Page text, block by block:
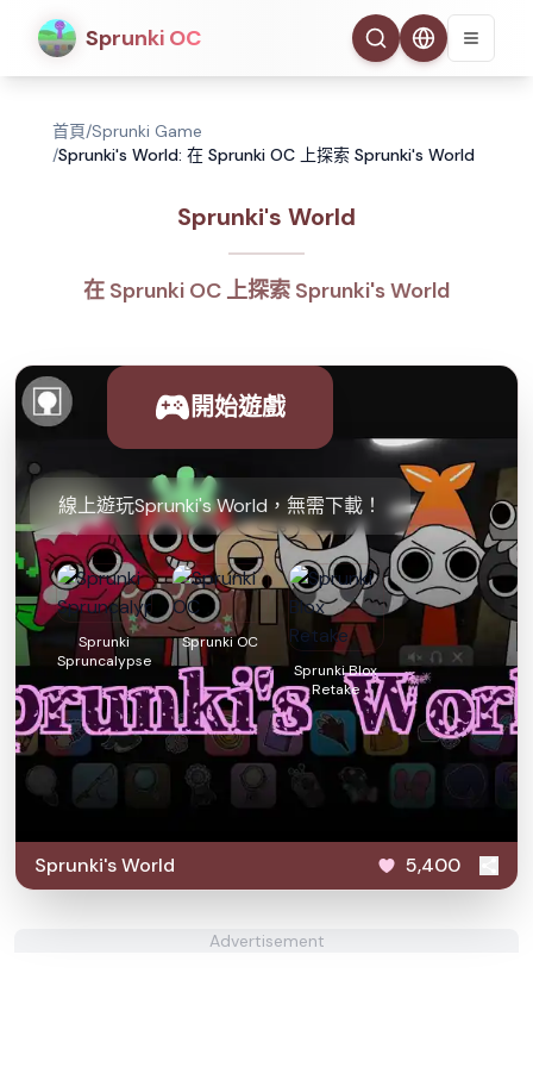
Sprunki OC
首頁/Sprunki Game
/Sprunki's World: 在 Sprunki OC 上探索 Sprunki's World
Sprunki's World
在 Sprunki OC 上探索 Sprunki's World
開始遊戲
線上遊玩Sprunki's World，無需下載！
Sprunki
Spruncalypse
Sprunki OC
Sprunki Blox
Retake
Sprunki's World 5,400
Advertisement